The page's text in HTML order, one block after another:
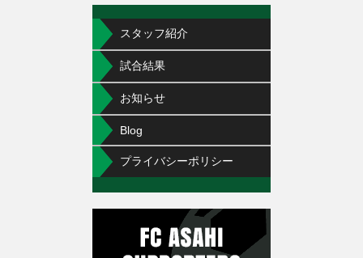
スタッフ紹介
試合結果
お知らせ
Blog
プライバシーポリシー